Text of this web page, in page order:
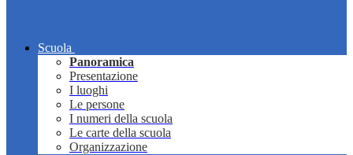
Scuola
Panoramica
Presentazione
I luoghi
Le persone
I numeri della scuola
Le carte della scuola
Organizzazione